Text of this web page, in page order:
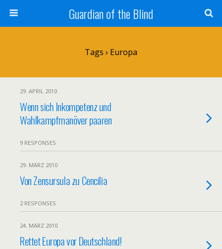
Guardian of the Blind
Tags › Europa
29. APRIL 2010
Wenn sich Inkompetenz und
Wahlkampfmanöver paaren
9 RESPONSES
29. MÄRZ 2010
Von Zensursula zu Cencilia
2 RESPONSES
24. MÄRZ 2010
Rettet Europa vor Deutschland!